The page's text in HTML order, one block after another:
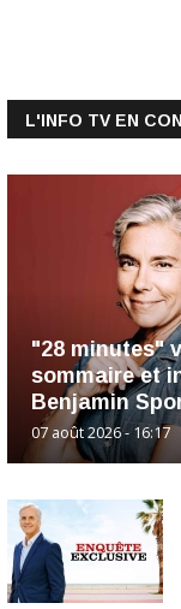
L'INFO TV EN
"28 minutes"
sommaire et
Benjamin
07 août 2026 - 16:17